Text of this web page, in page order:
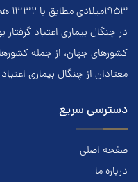
در چنگال بیماری اعتياد
کشور‌هاي جهان، از جمله
معتادان از چنگال بیماری
دسترسی سریع
صفحه اصلی
درباره ما